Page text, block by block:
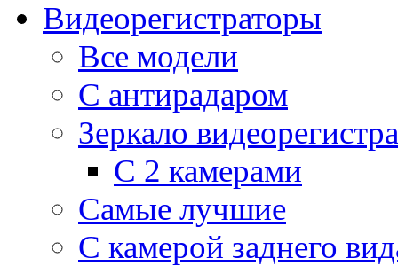
Видеорегистраторы
Все модели
C антирадаром
Зеркало
С 2 камерами
Самые лучшие
С камерой заднего